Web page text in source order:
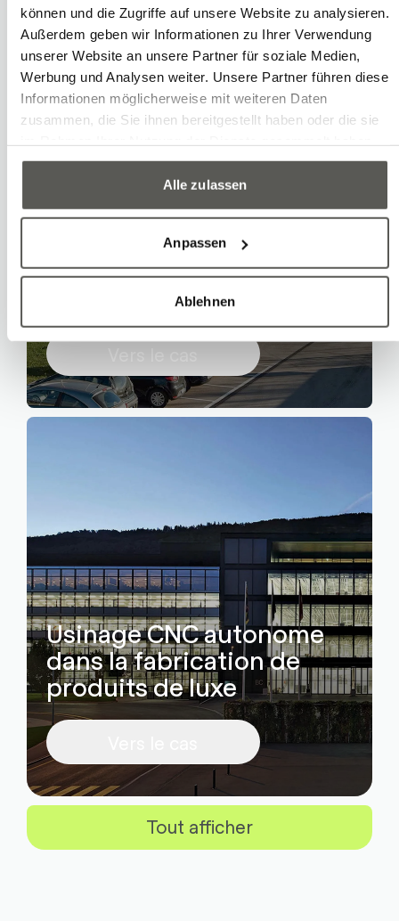
können und die Zugriffe auf unsere Website zu analysieren.
Außerdem geben wir Informationen zu Ihrer Verwendung
unserer Website an unsere Partner für soziale Medien,
Werbung und Analysen weiter. Unsere Partner führen diese
Informationen möglicherweise mit weiteren Daten
zusammen, die Sie ihnen bereitgestellt haben oder die sie
Alle zulassen
Anpassen
Ablehnen
Dépalettisation de
nouveaux emballages
vides avec préhenseur à
Vers le cas
Usinage CNC autonome
dans la fabrication de
produits de luxe
Tout afficher